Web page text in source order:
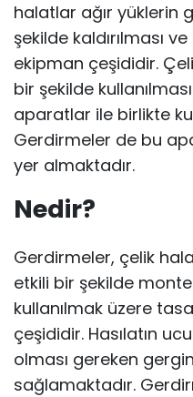
halatlar ağır yüklerin
şekilde kaldırılması
ekipman çeşididir.
bir şekilde
aparatlar ile birlikte
Gerdirmeler de bu
yer almaktadır.
Nedir?
Gerdirmeler, çelik
etkili bir şekilde
kullanılmak üzere
çeşididir. Hasılatın
olması gereken
sağlamaktadır.